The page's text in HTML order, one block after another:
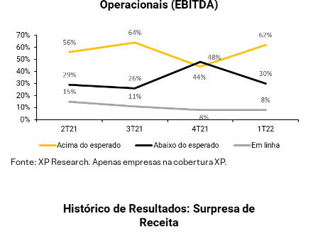
Fonte: XP Research. Apenas empresas na cobertura XP.